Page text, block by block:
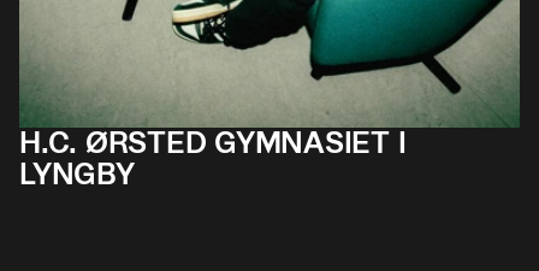
H.C. ØRSTED GYMNASIET I
LYNGBY